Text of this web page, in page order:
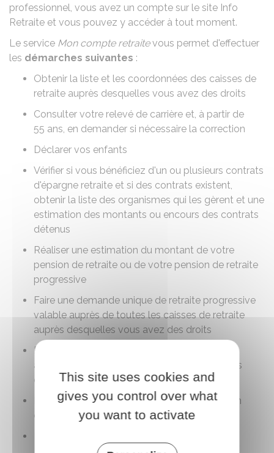
professionnel, vous avez un compte sur le site Info
Retraite et vous pouvez y accéder à tout moment.
Le service Mon compte retraitevous permet d'effectuer
les démarches suivantes :
Obtenir la liste et les coordonnées des caisses de
retraite auprès desquelles vous avez des droits
Consulter votre relevé de carrière et, à partir de
55 ans, en demander si nécessaire la correction
Déclarer vos enfants
Vérifier si vous bénéficiez d'un ou plusieurs contrats
d'épargne retraite et si des contrats existent,
obtenir la liste des organismes qui les gèrent et une
estimation des montants ou encours des contrats
détenus
Réaliser une estimation du montant de votre
pension de retraite ou de votre pension de retraite
progressive
Faire une demande unique de retraite progressive
valable auprès de toutes les caisses de retraite
auprès desquelles vous avez des droits
Faire une demande unique de retraite valable
auprès de toutes les caisses de retraite auprès
desquelles vous avez des droits
Faire une demande unique de retraite après un
cumul emploi retraite
This site uses cookies and
gives you control over what
you want to activate